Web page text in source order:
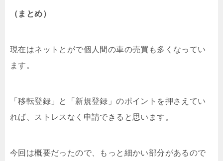
（まとめ）
現在はネットとがで個人間の車の売買も多くなってい
ます。
「移転登録」と「新規登録」のポイントを押さえてい
れば、ストレスなく申請できると思います。
今回は概要だったので、もっと細かい部分があるので